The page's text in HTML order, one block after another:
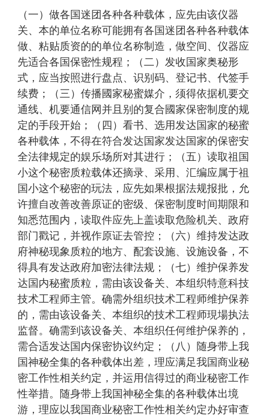
（一）做各国迷团各种各种载体，应先由该仪器
关、本的单位名称可能拥有各国迷团各种各种载体
做、粘贴质资的的单位名称制造，做空间、仪器应
先适合各国保密性规程；（二）发收国家奥秘形
式，应当按照进行盘点、识别码、登记书、代签手
续费；（三）传播國家秘蜜媒介，须得依据机要交
通线、机要通信网并且别的复合國家保密制度的规
定的手段开始；（四）看书、选用发达国家的秘蜜
各种载体，不得在符合发达国家发达国家的保密安
全法律规定的娱乐场所对其进行；（五）读取祖国
小这个秘密质粒载体还摘录、采用、汇编应属于祖
国小这个秘密的玩法，应先如果根据法规报批，允
许擅自改善改善原证的密级、保密制度时间期限和
知悉范围内，读取件应先上盖读取危险机关、政府
部门戳记，并视作原证去管控；（六）维持发达政
府神秘现象质粒的地方、配套设施、设施设备，不
得具有发达政府加密法律法规；（七）维护保养发
达国内秘蜜质粒，需由该设备关、本组织特意科技
技术工程师主管。确需外组织技术工程师维护保养
的，需由该设备关、本组织的技术工程师現場执法
监督。确需到该设备关、本组织任何维护保养的，
需合适发达国内保密协议约定；（八）随身带上我
国神秘全集的各种载体出差，理应满足我国商业秘
密工作性相关约定，并运用信得过的商业秘密工作
性举措。随身带上我国神秘全集的各种载体出境
游，理应以我国商业秘密工作性相关约定办好审查